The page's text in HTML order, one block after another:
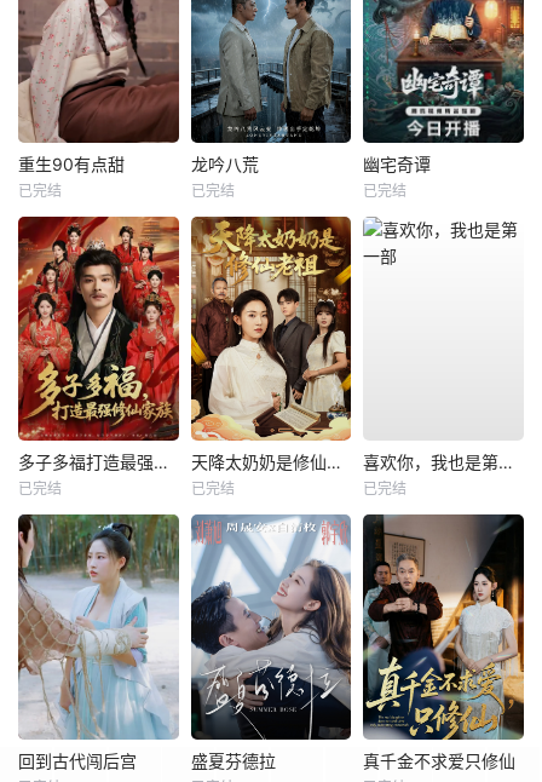
重生90有点甜
已完结
龙吟八荒
已完结
幽宅奇谭
已完结
多子多福打造最强修仙家族
已完结
天降太奶奶是修仙老祖
已完结
喜欢你，我也是第一部
已完结
回到古代闯后宫 盛夏芬德拉 真千金不求爱只修仙